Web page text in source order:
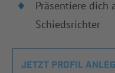
Präsentiere dich
Schiedsrichter
JETZT PROFIL